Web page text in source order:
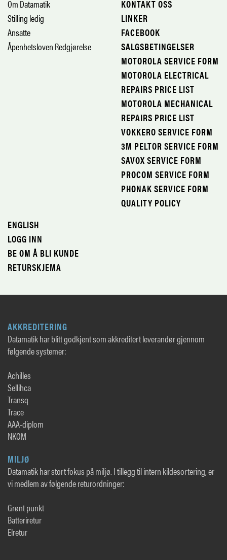
Om Datamatik
Stilling ledig
Ansatte
Åpenhetsloven Redgjørelse
KONTAKT OSS
LINKER
FACEBOOK
SALGSBETINGELSER
MOTOROLA SERVICE FORM
MOTOROLA ELECTRICAL
REPAIRS PRICE LIST
MOTOROLA MECHANICAL
REPAIRS PRICE LIST
VOKKERO SERVICE FORM
3M PELTOR SERVICE FORM
SAVOX SERVICE FORM
PROCOM SERVICE FORM
PHONAK SERVICE FORM
QUALITY POLICY
ENGLISH
LOGG INN
BE OM Å BLI KUNDE
RETURSKJEMA
AKKREDITERING
Datamatik har blitt godkjent som akkreditert leverandør gjennom
følgende systemer:
Achilles
Sellihca
Transq
Trace
AAA-diplom
NKOM
MILJØ
Datamatik har stort fokus på miljø. I tillegg til intern kildesortering, er
vi medlem av følgende returordninger:
Grønt punkt
Batteriretur
Elretur